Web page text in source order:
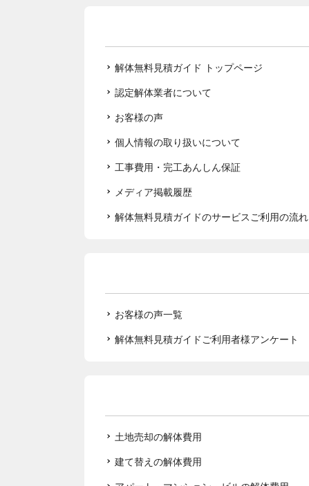
解体無料見積ガイド トップページ
認定解体業者について
お客様の声
個人情報の取り扱いについて
工事費用・完工あんしん保証
メディア掲載履歴
解体無料見積ガイドのサービスご利用の流れ
お客様の声一覧
解体無料見積ガイドご利用者様アンケート
土地売却の解体費用
建て替えの解体費用